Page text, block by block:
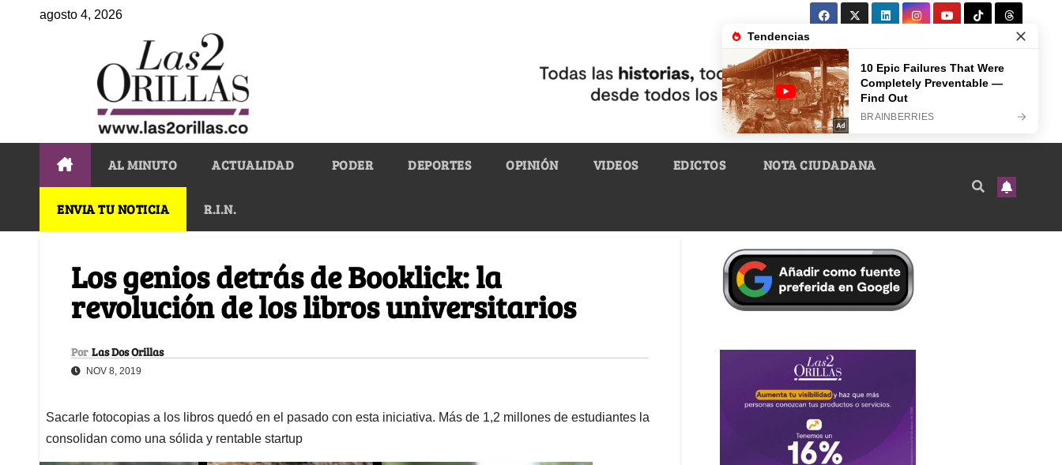
agosto 4, 2026
AL MINUTO ACTUALIDAD PODER DEPORTES OPINIÓN VIDEOS EDICTOS NOTA CIUDADANA
ENVIA TU NOTICIA R.I.N.
Los genios detrás de Booklick: la
revolución de los libros universitarios
Por Las Dos Orillas
NOV 8, 2019
Sacarle fotocopias a los libros quedó en el pasado con esta iniciativa. Más de 1,2 millones de estudiantes la
consolidan como una sólida y rentable startup